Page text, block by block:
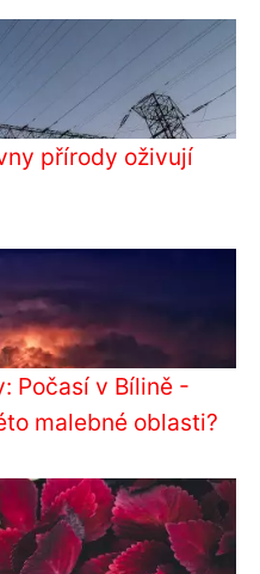
přírody oživují
Počasí v Bílině -
malebné oblasti?